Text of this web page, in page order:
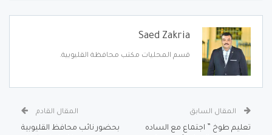
Saed Zakria
قسم المحليات مكتب محافظة القليوبية.
المقال السابق
تعليم طوخ ” اجتماع مع الساده
المقال القادم
بحضور نائب محافظ القليوبية